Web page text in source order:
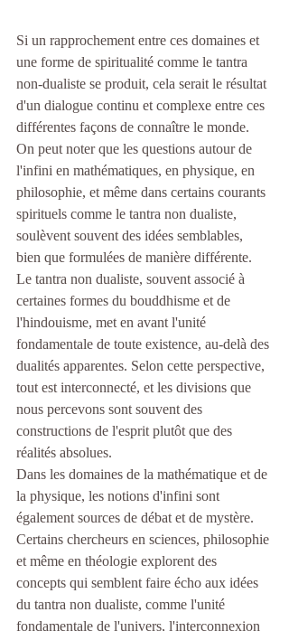
Si un rapprochement entre ces domaines et
une forme de spiritualité comme le tantra
non-dualiste se produit, cela serait le résultat
d'un dialogue continu et complexe entre ces
différentes façons de connaître le monde.
On peut noter que les questions autour de
l'infini en mathématiques, en physique, en
philosophie, et même dans certains courants
spirituels comme le tantra non dualiste,
soulèvent souvent des idées semblables,
bien que formulées de manière différente.
Le tantra non dualiste, souvent associé à
certaines formes du bouddhisme et de
l'hindouisme, met en avant l'unité
fondamentale de toute existence, au-delà des
dualités apparentes. Selon cette perspective,
tout est interconnecté, et les divisions que
nous percevons sont souvent des
constructions de l'esprit plutôt que des
réalités absolues.
Dans les domaines de la mathématique et de
la physique, les notions d'infini sont
également sources de débat et de mystère.
Certains chercheurs en sciences, philosophie
et même en théologie explorent des
concepts qui semblent faire écho aux idées
du tantra non dualiste, comme l'unité
fondamentale de l'univers, l'interconnexion